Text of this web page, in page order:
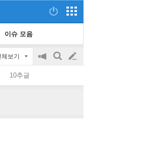
이슈 모음
체보기
공
on/off
검
글
쓰
10추글